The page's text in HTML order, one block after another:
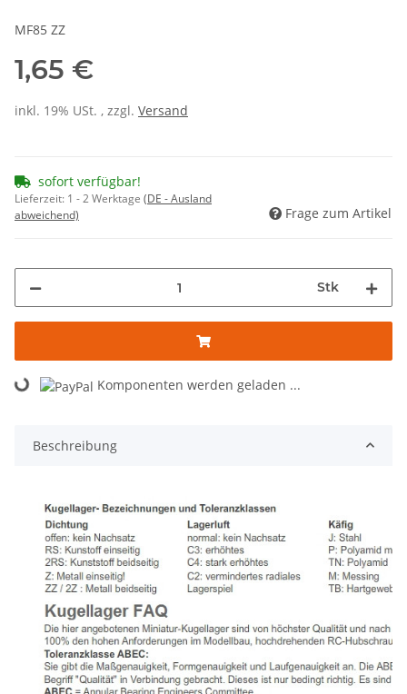
MF85 ZZ
1,65 €
inkl. 19% USt. , zzgl. Versand
sofort verfügbar!
Lieferzeit: 1 - 2 Werktage (DE - Ausland
abweichend)
Frage zum Artikel
Stk
Loading... Komponenten werden geladen ...
Beschreibung